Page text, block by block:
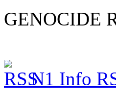
GENOCIDE
N1 Info